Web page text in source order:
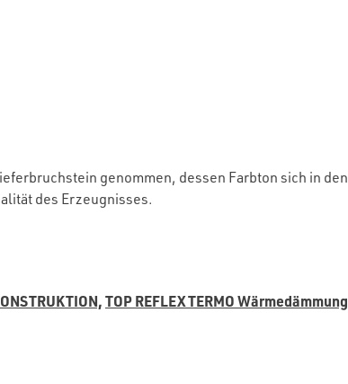
genommen, dessen Farbton sich in den
des Erzeugnisses.
TOP REFLEX TERMO Wärmedämmung